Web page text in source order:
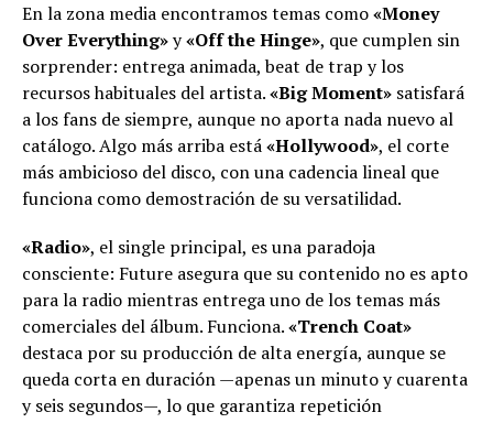
En la zona media encontramos temas como«Money
Over Everything»y«Off the Hinge», que cumplen sin
sorprender: entrega animada, beat de trap y los
recursos habituales del artista.«Big Moment» satisfará
a los fans de siempre, aunque no aporta nada nuevo al
catálogo. Algo más arriba está«Hollywood», el corte
más ambicioso del disco, con una cadencia lineal que
funciona como demostración de su versatilidad.
«Radio», el single principal, es una paradoja
consciente: Future asegura que su contenido no es apto
para la radio mientras entrega uno de los temas más
comerciales del álbum. Funciona.«Trench Coat»
destaca por su producción de alta energía, aunque se
queda corta en duración —apenas un minuto y cuarenta
y seis segundos—, lo que garantiza repetición